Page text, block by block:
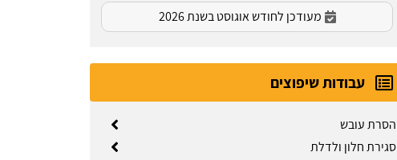
מעודכן לחודש אוגוסט בשנת 2026
עבודות שיפוצים
הסרת עובש
סגירת חלון ולדלת